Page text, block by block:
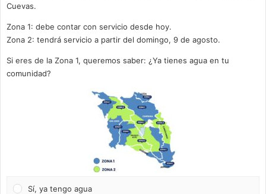
Cuevas.
Zona 1: debe contar con servicio desde hoy.
Zona 2: tendrá servicio a partir del domingo, 9 de agosto.
Si eres de la Zona 1, queremos saber: ¿Ya tienes agua en tu
comunidad?
Sí, ya tengo agua